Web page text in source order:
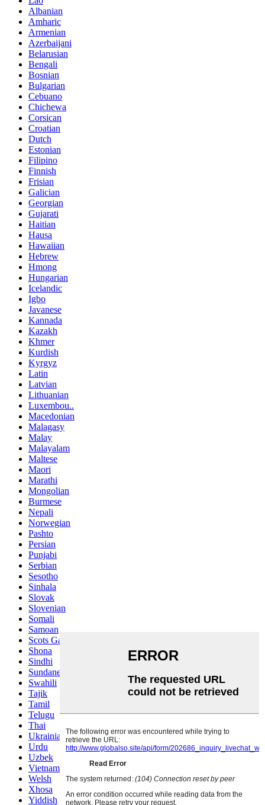
Albanian
Amharic
Armenian
Azerbaijani
Belarusian
Bengali
Bosnian
Bulgarian
Cebuano
Chichewa
Corsican
Croatian
Dutch
Estonian
Filipino
Finnish
Frisian
Galician
Georgian
Gujarati
Haitian
Hausa
Hawaiian
Hebrew
Hmong
Hungarian
Icelandic
Igbo
Javanese
Kannada
Kazakh
Khmer
Kurdish
Kyrgyz
Latin
Latvian
Lithuanian
Luxembou..
Macedonian
Malagasy
Malay
Malayalam
Maltese
Maori
Marathi
Mongolian
Burmese
Nepali
Norwegian
Pashto
Persian
Punjabi
Serbian
Sesotho
Sinhala
Slovak
Slovenian
Somali
Samoan
Scots Gaelic
Shona
Sindhi
Sundanese
Swahili
Tajik
Tamil
Telugu
Thai
Ukrainian
Urdu
Uzbek
Vietnamese
Welsh
Xhosa
Yiddish